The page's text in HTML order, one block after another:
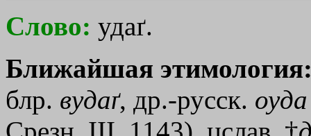
Слово: удаґ.
Ближайшая
блр. вудаґ, др.-русск. оуда